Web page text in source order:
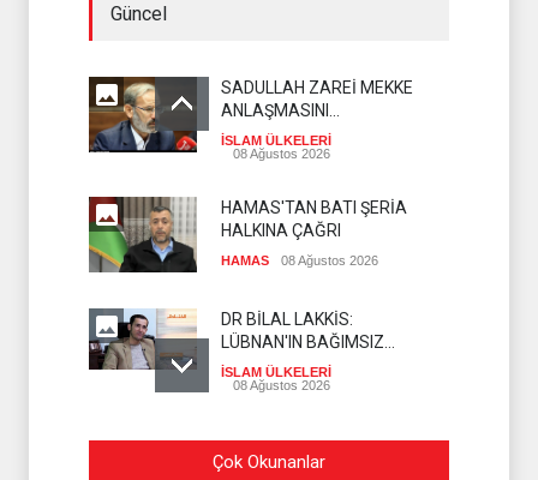
Güncel
SADULLAH ZAREİ MEKKE
ANLAŞMASINI
DEĞERLENDİRDİ
İSLAM ÜLKELERİ
08 Ağustos 2026
HAMAS'TAN BATI ŞERİA
HALKINA ÇAĞRI
HAMAS 08 Ağustos 2026
DR BİLAL LAKKİS:
LÜBNAN'IN BAĞIMSIZ
OLMASI İSTENMİYOR
İSLAM ÜLKELERİ
08 Ağustos 2026
ENSARULLAH'TAN SUUDİ
ARABİSTAN'A UYARI
Çok Okunanlar